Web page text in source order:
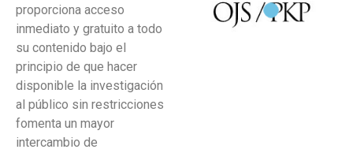
proporciona acceso
inmediato y gratuito a todo
su contenido bajo el
principio de que hacer
disponible la investigación
al público sin restricciones
fomenta un mayor
intercambio de